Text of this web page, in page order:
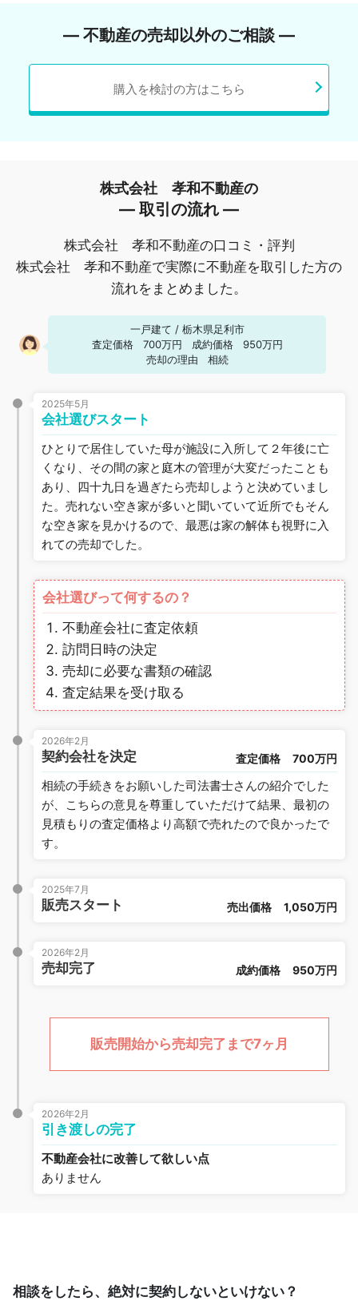
― 不動産の売却以外のご相談 ―
購入を検討の方はこちら
株式会社 孝和不動産の
― 取引の流れ ―
株式会社 孝和不動産の口コミ・評判
株式会社 孝和不動産で実際に不動産を取引した方の
流れをまとめました。
一戸建て / 栃木県足利市
査定価格
700万円 成約価格
950万円
売却の理由
相続
2025年5月
会社選びスタート
ひとりで居住していた母が施設に入所して２年後に亡
くなり、その間の家と庭木の管理が大変だったことも
あり、四十九日を過ぎたら売却しようと決めていまし
た。売れない空き家が多いと聞いていて近所でもそん
な空き家を見かけるので、最悪は家の解体も視野に入
れての売却でした。
会社選びって何するの？
不動産会社に査定依頼
訪問日時の決定
売却に必要な書類の確認
査定結果を受け取る
2026年2月
契約会社を決定 査定価格 700万円
相続の手続きをお願いした司法書士さんの紹介でした
が、こちらの意見を尊重していただけて結果、最初の
見積もりの査定価格より高額で売れたので良かったで
す。
2025年7月
販売スタート 売出価格 1,050万円
2026年2月
売却完了 成約価格 950万円
販売開始から売却完了まで7ヶ月
2026年2月
引き渡しの完了
不動産会社に改善して欲しい点
ありません
相談をしたら、絶対に契約しないといけない？